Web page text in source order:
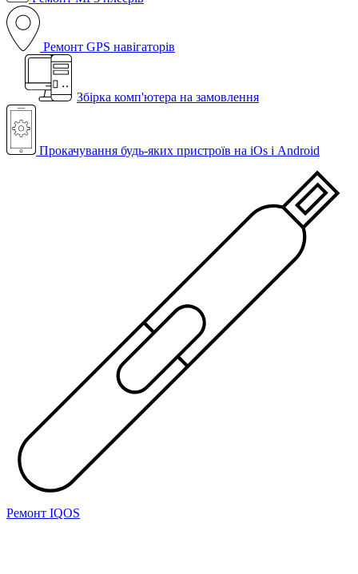
Ремонт GPS навігаторів
Збірка комп'ютера на замовлення
Прокачування будь-яких пристроїв на iOs і Android
Ремонт IQOS